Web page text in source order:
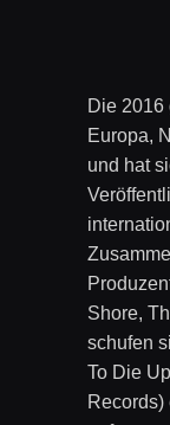
Die 2016
Europa,
und hat
Shore,
schufen
To Die